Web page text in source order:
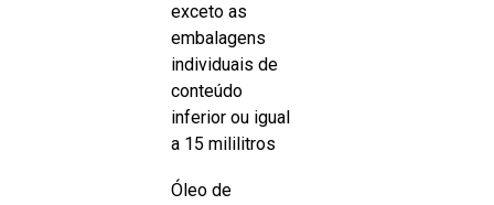
exceto as
embalagens
individuais de
conteúdo
inferior ou igual
a 15 mililitros
Óleo de